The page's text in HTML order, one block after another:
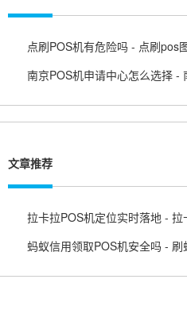
点刷POS机有危险吗 - 点刷pos
文章推荐
蚂蚁信用领取POS机安全吗 - 刷